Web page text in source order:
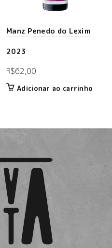
Manz Penedo do Lexim
2023
R$62,00
Adicionar ao carrinho